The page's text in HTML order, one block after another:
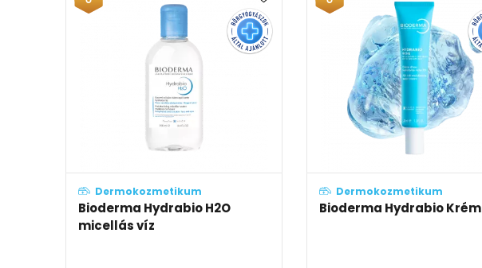
Dermokozmetikum
Bioderma Hydrabio H2O
micellás víz
Dermokozmetikum
Bioderma Hydrabio Krém